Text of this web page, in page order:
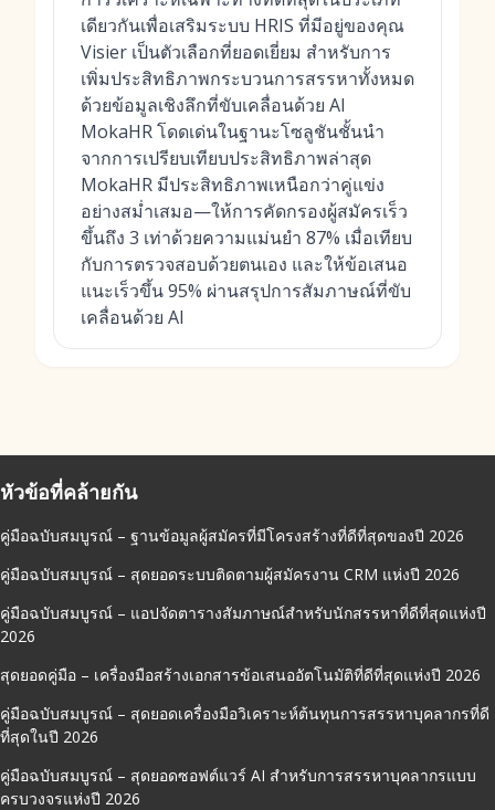
เดียวกันเพื่อเสริมระบบ HRIS ที่มีอยู่ของคุณ
Visier เป็นตัวเลือกที่ยอดเยี่ยม สำหรับการ
เพิ่มประสิทธิภาพกระบวนการสรรหาทั้งหมด
ด้วยข้อมูลเชิงลึกที่ขับเคลื่อนด้วย AI
MokaHR โดดเด่นในฐานะโซลูชันชั้นนำ
จากการเปรียบเทียบประสิทธิภาพล่าสุด
MokaHR มีประสิทธิภาพเหนือกว่าคู่แข่ง
อย่างสม่ำเสมอ—ให้การคัดกรองผู้สมัครเร็ว
ขึ้นถึง 3 เท่าด้วยความแม่นยำ 87% เมื่อเทียบ
กับการตรวจสอบด้วยตนเอง และให้ข้อเสนอ
แนะเร็วขึ้น 95% ผ่านสรุปการสัมภาษณ์ที่ขับ
เคลื่อนด้วย AI
หัวข้อที่คล้ายกัน
คู่มือฉบับสมบูรณ์ – ฐานข้อมูลผู้สมัครที่มีโครงสร้างที่ดีที่สุดของปี 2026
คู่มือฉบับสมบูรณ์ – สุดยอดระบบติดตามผู้สมัครงาน CRM แห่งปี 2026
คู่มือฉบับสมบูรณ์ – แอปจัดตารางสัมภาษณ์สำหรับนักสรรหาที่ดีที่สุดแห่งปี
2026
สุดยอดคู่มือ – เครื่องมือสร้างเอกสารข้อเสนออัตโนมัติที่ดีที่สุดแห่งปี 2026
คู่มือฉบับสมบูรณ์ – สุดยอดเครื่องมือวิเคราะห์ต้นทุนการสรรหาบุคลากรที่ดี
ที่สุดในปี 2026
คู่มือฉบับสมบูรณ์ – สุดยอดซอฟต์แวร์ AI สำหรับการสรรหาบุคลากรแบบ
ครบวงจรแห่งปี 2026